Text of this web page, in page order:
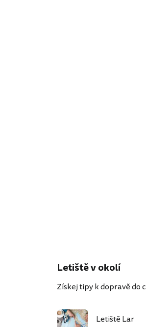
Letiště v okolí
Získej tipy k dopravě do
Letiště Lar